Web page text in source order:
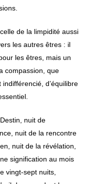
de la limpidité aussi
les autres êtres : il
les êtres, mais un
compassion, que
d’équilibre
nuit de
nuit de la rencontre
nuit de la révélation,
signification au mois
vingt-sept nuits,
Découvrir le
FAQ notions de base
FAQ le soufisme en
Pratiquer le
Les pratiques
Approfondir le